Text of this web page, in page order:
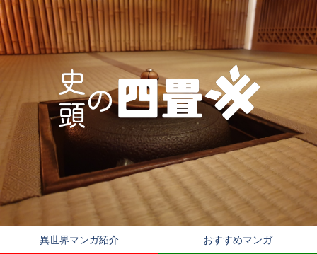
異世界マンガ紹介 おすすめマンガ